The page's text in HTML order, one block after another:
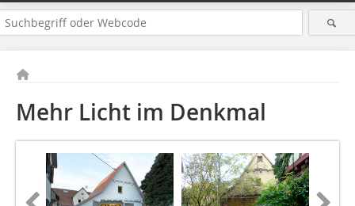
Mehr Licht im Denkmal